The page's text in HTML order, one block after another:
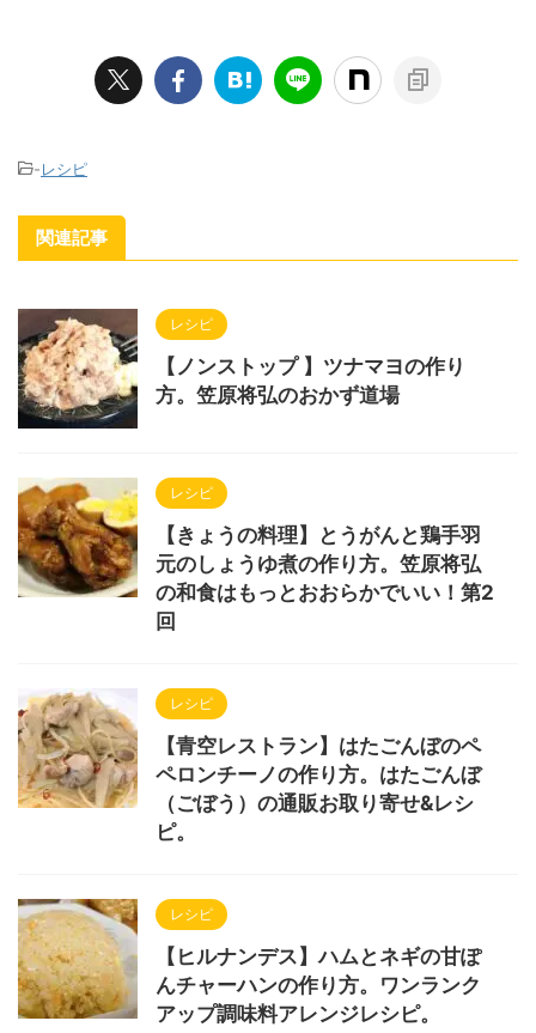
-レシピ
関連記事
レシピ
【ノンストップ 】ツナマヨの作り
方。笠原将弘のおかず道場
レシピ
【きょうの料理】とうがんと鶏手羽
元のしょうゆ煮の作り方。笠原将弘
の和食はもっとおおらかでいい！第2
回
レシピ
【青空レストラン】はたごんぼのペ
ペロンチーノの作り方。はたごんぼ
（ごぼう）の通販お取り寄せ&レシ
ピ。
レシピ
【ヒルナンデス】ハムとネギの甘ぽ
んチャーハンの作り方。ワンランク
アップ調味料アレンジレシピ。